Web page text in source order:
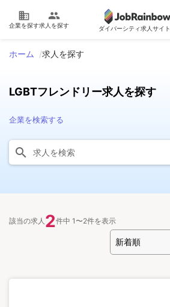
domain
企業を探す
people
求人を探す ダイバーシティ求人サイト
ホーム 求人を探す
LGBTフレンドリー求人を探す
企業を検索する
該当の求人 2件中 1〜2件を表示